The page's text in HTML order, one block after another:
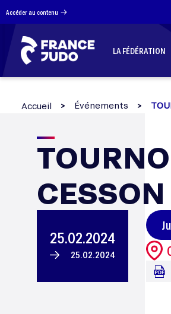
Accéder au contenu
LA FÉDÉRATION
Accueil Événements
LABEL
CADETS
25.02.2024
25.02.2024
Panneau de gestion des cookies